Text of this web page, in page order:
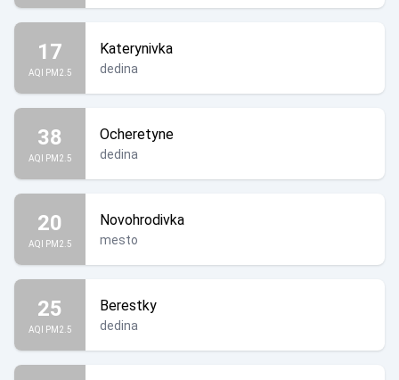
17
AQI PM2.5
Katerynivka
dedina
38
AQI PM2.5
Ocheretyne
dedina
20
AQI PM2.5
Novohrodivka
mesto
25
AQI PM2.5
Berestky
dedina